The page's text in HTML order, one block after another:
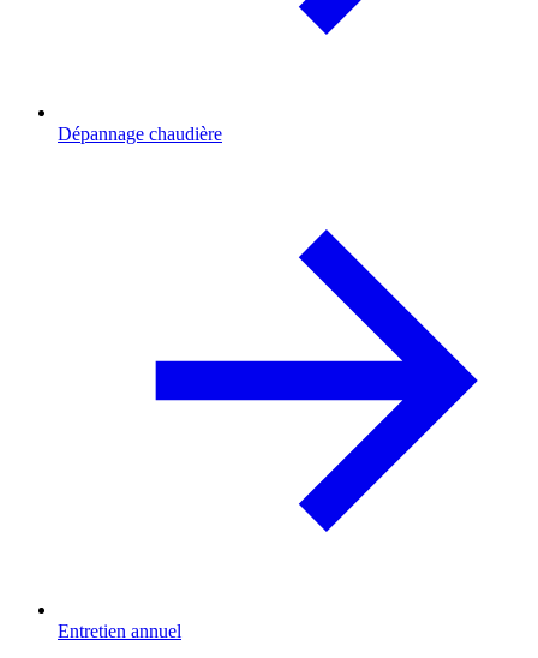
Dépannage chaudière
Entretien annuel